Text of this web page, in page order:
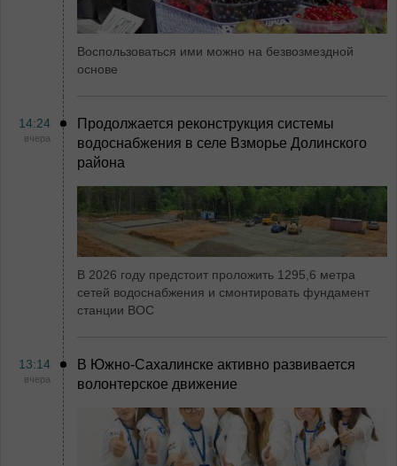
Воспользоваться ими можно на безвозмездной
основе
14:24
вчера
Продолжается реконструкция системы
водоснабжения в селе Взморье Долинского
района
В 2026 году предстоит проложить 1295,6 метра
сетей водоснабжения и смонтировать фундамент
станции ВОС
13:14
вчера
В Южно-Сахалинске активно развивается
волонтерское движение